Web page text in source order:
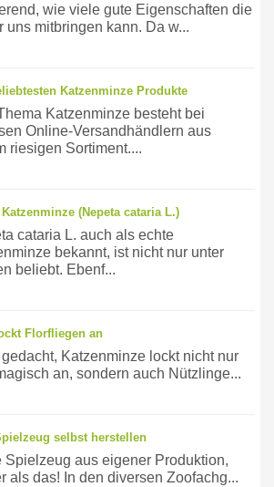
wie viele gute Eigenschaften die
uns mitbringen kann. Da w...
Katzenminze Produkte
Katzenminze besteht bei
Online-Versandhändlern aus
riesigen Sortiment....
Katzenminze (Nepeta cataria L.)
cataria L. auch als echte
bekannt, ist nicht nur unter
beliebt. Ebenf...
Florfliegen an
Katzenminze lockt nicht nur
an, sondern auch Nützlinge...
selbst herstellen
Spielzeug aus eigener Produktion,
als das! In den diversen Zoofachg...